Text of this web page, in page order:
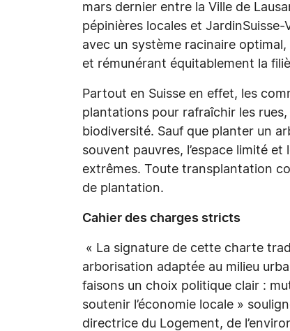
mars dernier entre la Ville de
pépinières locales et
avec un système racinaire
et rémunérant équitablement la
Partout en Suisse en effet, les
plantations pour rafraîchir les
biodiversité. Sauf que planter un
souvent pauvres, l’espace limité
extrêmes. Toute transplantation
de plantation.
Cahier des charges stricts
« La signature de cette charte
arborisation adaptée au milieu
faisons un choix politique clair :
soutenir l’économie locale »
directrice du Logement, de